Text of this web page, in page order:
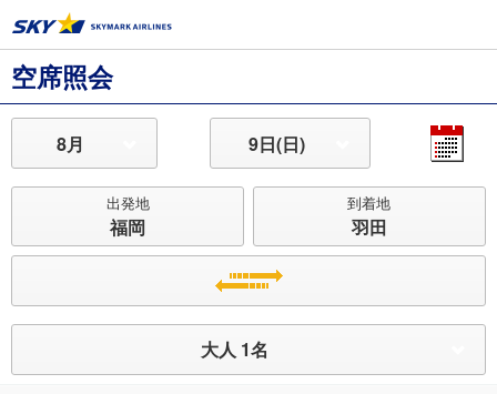
空席照会
8月 9日(日)
出発地
福岡
到着地
羽田
大人 1名